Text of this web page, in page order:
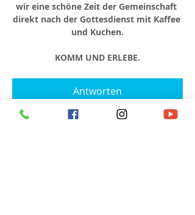
wir eine schöne Zeit der Gemeinschaft
direkt nach der Gottesdienst mit Kaffee
und Kuchen.
KOMM UND ERLEBE.
Antworten